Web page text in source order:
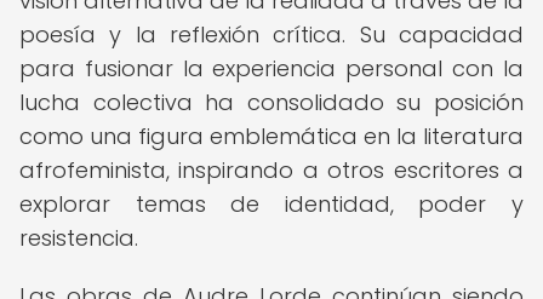
poesía y la reflexión crítica. Su capacidad
para fusionar la experiencia personal con la
lucha colectiva ha consolidado su posición
como una figura emblemática en la literatura
afrofeminista, inspirando a otros escritores a
explorar temas de identidad, poder y
resistencia.